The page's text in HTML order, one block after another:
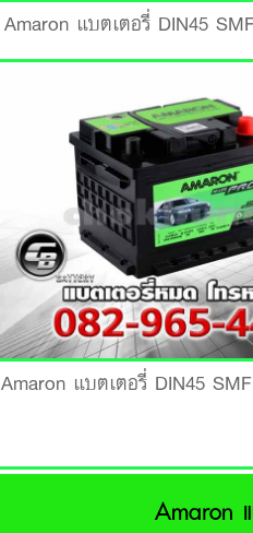
Amaron แบตเตอรี่ DIN45
Amaron แบตเตอรี่ DIN45
Amaron